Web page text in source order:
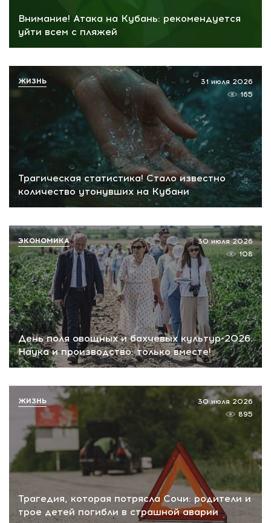
Внимание! Атака на Кубань: рекомендуется
уйти всем с пляжей
Трагическая статистика! Стало известно
количество утонувших на Кубани
31 июля 2026
165
ЖИЗНЬ
День поля овощных и бахчевых культур-2026.
Наука и производство: только вместе!
30 июля 2026
108
ЭКОНОМИКА
Трагедия, которая потрясла Сочи: родители и
трое детей погибли в страшной аварии
30 июля 2026
895
ЖИЗНЬ